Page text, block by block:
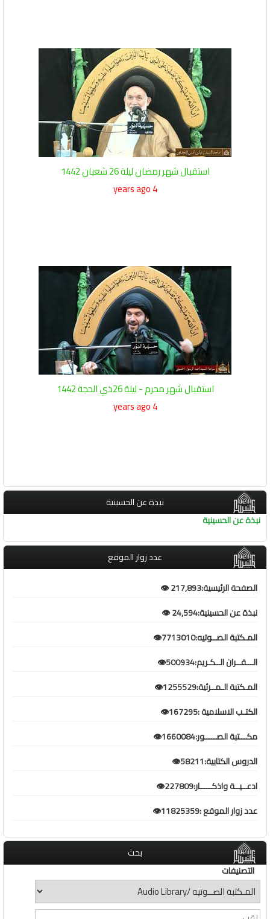
استقبال شهر رمضان ليلة 26 شعبان 1442
4 years ago
استقبال شهر محرم - ليلة 26ذي الحجة 1442
4 years ago
نبذة عن الحسينية
نبذة عن الحسينية
عدد زوار الموقع
الصفحة الرئيسية:217,893 👁️
نبذة عن الحسينية:24,594 👁️
المـكتبة الصــوتيه:7713010👁️
الـــقــران الــكـريم:500934👁️
المـكتبة الـمــرئية:1255529👁️
الكتـب الاسلامية :167295👁️
مكـــتبة الصـــــور:1660084👁️
الدروس الكتابية:58211👁️
ادعــيــة واذكـــــار:227809👁️
عدد زوار الموقع :11825359👁️
بحث
التصنيفات